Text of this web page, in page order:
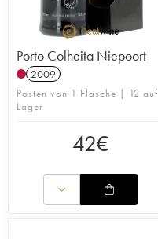
Porto Colheita Niepoort
2009
Posten von 1 Flasche | 12 auf
Lager
42€